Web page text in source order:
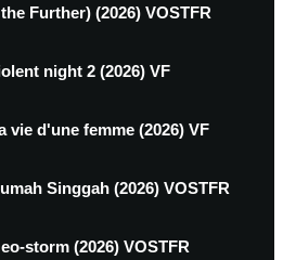
Further) (2026) VOSTFR
night 2 (2026) VF
vie d'une femme (2026) VF
Singgah (2026) VOSTFR
storm (2026) VOSTFR